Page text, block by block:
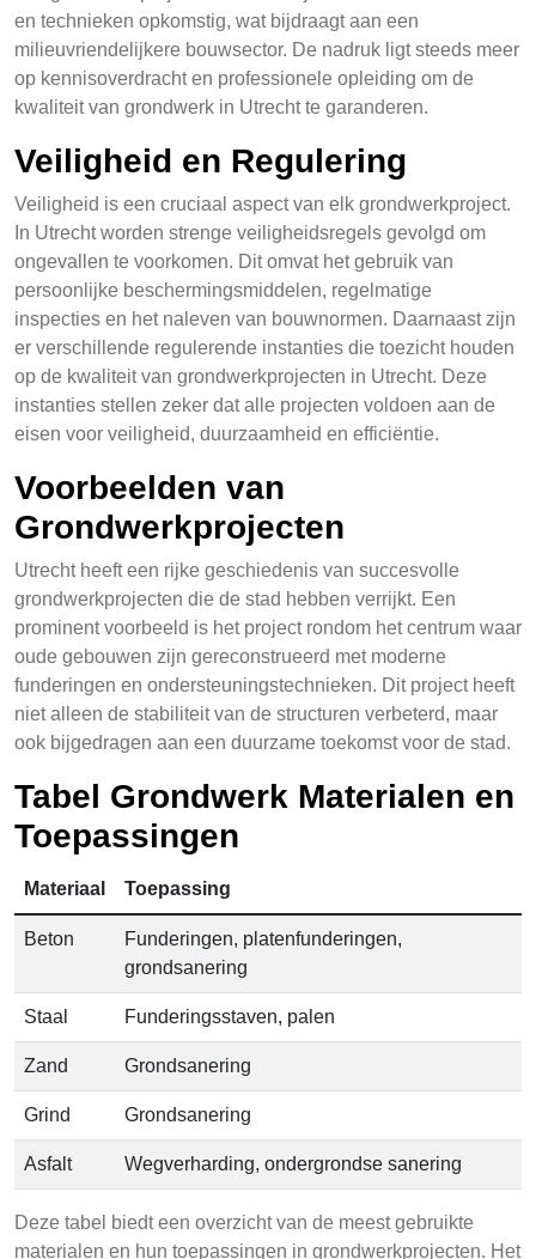
en technieken opkomstig, wat bijdraagt aan een
milieuvriendelijkere bouwsector. De nadruk ligt steeds meer
op kennisoverdracht en professionele opleiding om de
kwaliteit van grondwerk in Utrecht te garanderen.
Veiligheid en Regulering
Veiligheid is een cruciaal aspect van elk grondwerkproject.
In Utrecht worden strenge veiligheidsregels gevolgd om
ongevallen te voorkomen. Dit omvat het gebruik van
persoonlijke beschermingsmiddelen, regelmatige
inspecties en het naleven van bouwnormen. Daarnaast zijn
er verschillende regulerende instanties die toezicht houden
op de kwaliteit van grondwerkprojecten in Utrecht. Deze
instanties stellen zeker dat alle projecten voldoen aan de
eisen voor veiligheid, duurzaamheid en efficiëntie.
Voorbeelden van
Grondwerkprojecten
Utrecht heeft een rijke geschiedenis van succesvolle
grondwerkprojecten die de stad hebben verrijkt. Een
prominent voorbeeld is het project rondom het centrum waar
oude gebouwen zijn gereconstrueerd met moderne
funderingen en ondersteuningstechnieken. Dit project heeft
niet alleen de stabiliteit van de structuren verbeterd, maar
ook bijgedragen aan een duurzame toekomst voor de stad.
Tabel Grondwerk Materialen en
Toepassingen
Materiaal Toepassing
Beton
Funderingen, platenfunderingen,
grondsanering
Staal Funderingsstaven, palen
Zand Grondsanering
Grind Grondsanering
Asfalt Wegverharding, ondergrondse sanering
Deze tabel biedt een overzicht van de meest gebruikte
materialen en hun toepassingen in grondwerkprojecten. Het